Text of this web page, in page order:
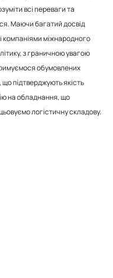
всі переваги та
Маючи багатий досвід
компаніями міжнародного
з граничною увагою
обумовлених
підтверджують якість
на обладнання, що
логістичну складову.